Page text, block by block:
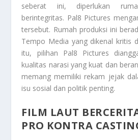
seberat ini, diperlukan
berintegritas. Pal8 Pictures
tersebut. Rumah produksi ini
Tempo Media yang dikenal kritis
itu, pilihan Pal8 Pictures
kualitas narasi yang kuat dan
memang memiliki rekam jejak
isu sosial dan politik penting.
FILM LAUT
PRO KONTRA